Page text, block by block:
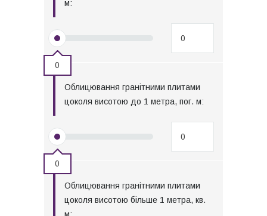
м:
0
Облицювання гранітними плитами
цоколя висотою до 1 метра, пог. м:
0
Облицювання гранітними плитами
цоколя висотою більше 1 метра, кв.